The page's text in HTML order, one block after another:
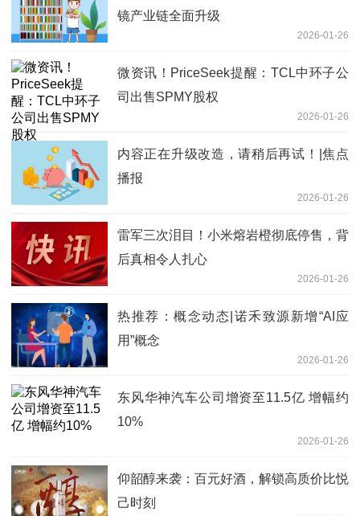
镜产业链全面升级
2026-01-26
微资讯！PriceSeek提醒：TCL中环子公
司出售SPMY股权
2026-01-26
内容正在升级改造，请稍后再试！|焦点
播报
2026-01-26
雷军三次泪目！小米熔岩橙彻底停售，背
后真相令人扎心
2026-01-26
热推荐：概念动态|诺禾致源新增“AI应
用”概念
2026-01-26
东风华神汽车公司增资至11.5亿 增幅约
10%
2026-01-26
仰韶醇来袭：百元好酒，解锁高质价比悦
己时刻